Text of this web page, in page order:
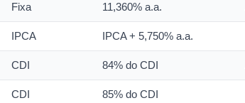
Fixa 11,360% a.a.
IPCA IPCA + 5,750% a.a.
CDI 84% do CDI
CDI 85% do CDI